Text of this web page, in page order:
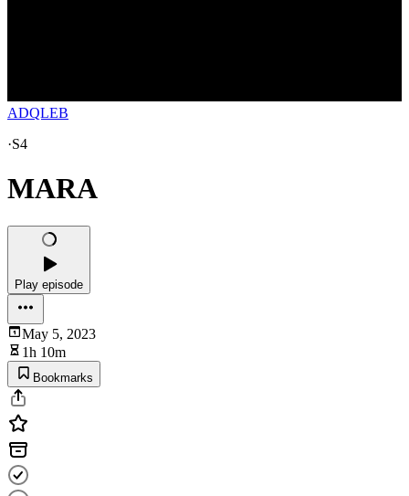
ADQLEB
·S4
MARA
Play episode
May 5, 2023
1h 10m
Bookmarks